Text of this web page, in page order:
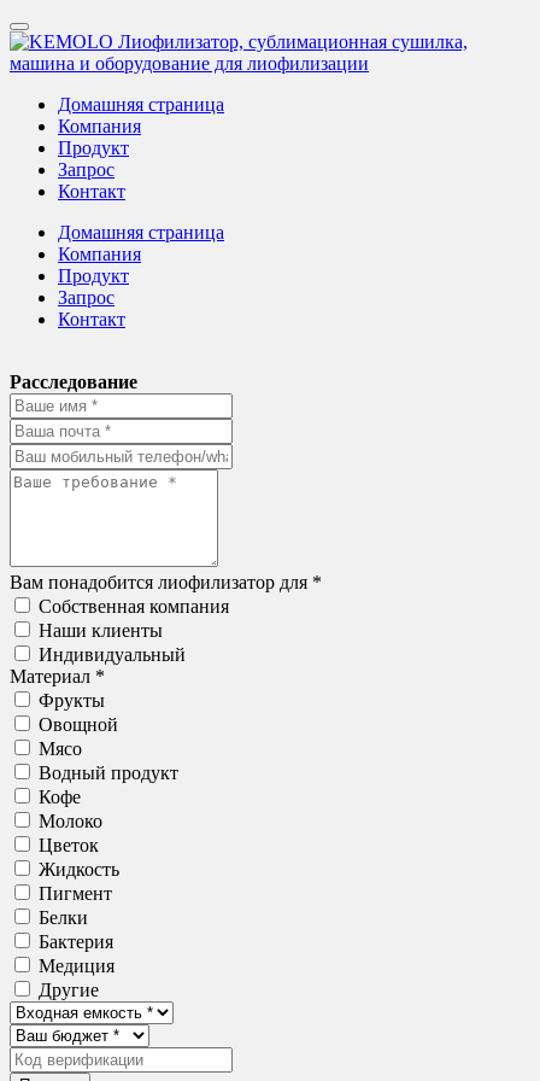
Домашняя страница
Компания
Продукт
Запрос
Контакт
Домашняя страница
Компания
Продукт
Запрос
Контакт
Расследование
Вам понадобится лиофилизатор для *
Собственная компания
Наши клиенты
Индивидуальный
Материал *
Фрукты
Овощной
Мясо
Водный продукт
Кофе
Молоко
Цветок
Жидкость
Пигмент
Белки
Бактерия
Медиция
Другие